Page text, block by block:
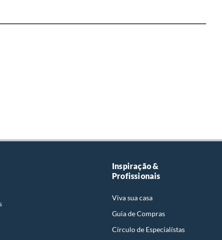
Inspiração &
Profissionais
Viva sua casa
Guia de Compras
Círculo de Especialístas